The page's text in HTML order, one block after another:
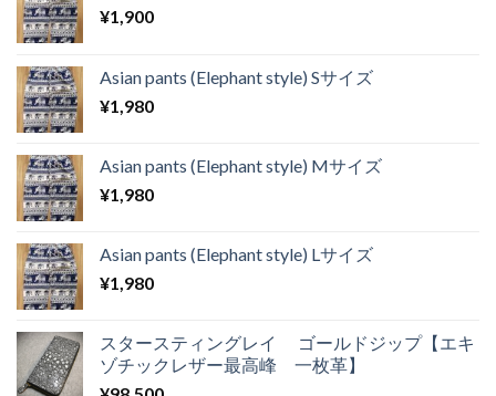
¥1,900
Asian pants (Elephant style) Sサイズ
¥1,980
Asian pants (Elephant style) Mサイズ
¥1,980
Asian pants (Elephant style) Lサイズ
¥1,980
スタースティングレイ ゴールドジップ【エキ
ゾチックレザー最高峰 一枚革】